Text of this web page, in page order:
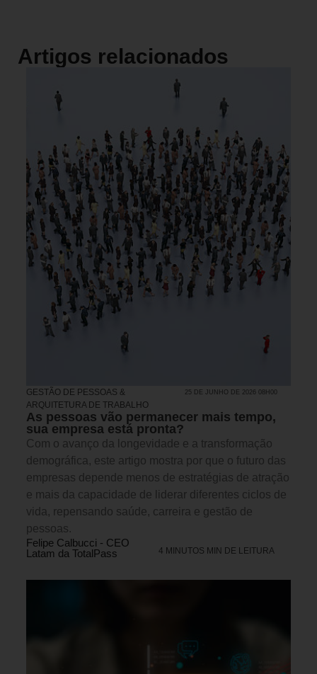
Artigos relacionados
GESTÃO DE PESSOAS &
ARQUITETURA DE TRABALHO
25 DE JUNHO DE 2026 08H00
As pessoas vão permanecer mais tempo,
sua empresa está pronta?
Com o avanço da longevidade e a transformação
demográfica, este artigo mostra por que o futuro das
empresas depende menos de estratégias de atração
e mais da capacidade de liderar diferentes ciclos de
vida, repensando saúde, carreira e gestão de
pessoas.
Felipe Calbucci - CEO
Latam da TotalPass
4 MINUTOS MIN DE LEITURA